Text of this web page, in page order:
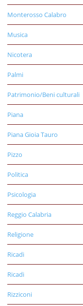
Monterosso Calabro
Musica
Nicotera
Palmi
Patrimonio/Beni culturali
Piana
Piana Gioia Tauro
Pizzo
Politica
Psicologia
Reggio Calabria
Religione
Ricadi
Ricadi
Rizziconi